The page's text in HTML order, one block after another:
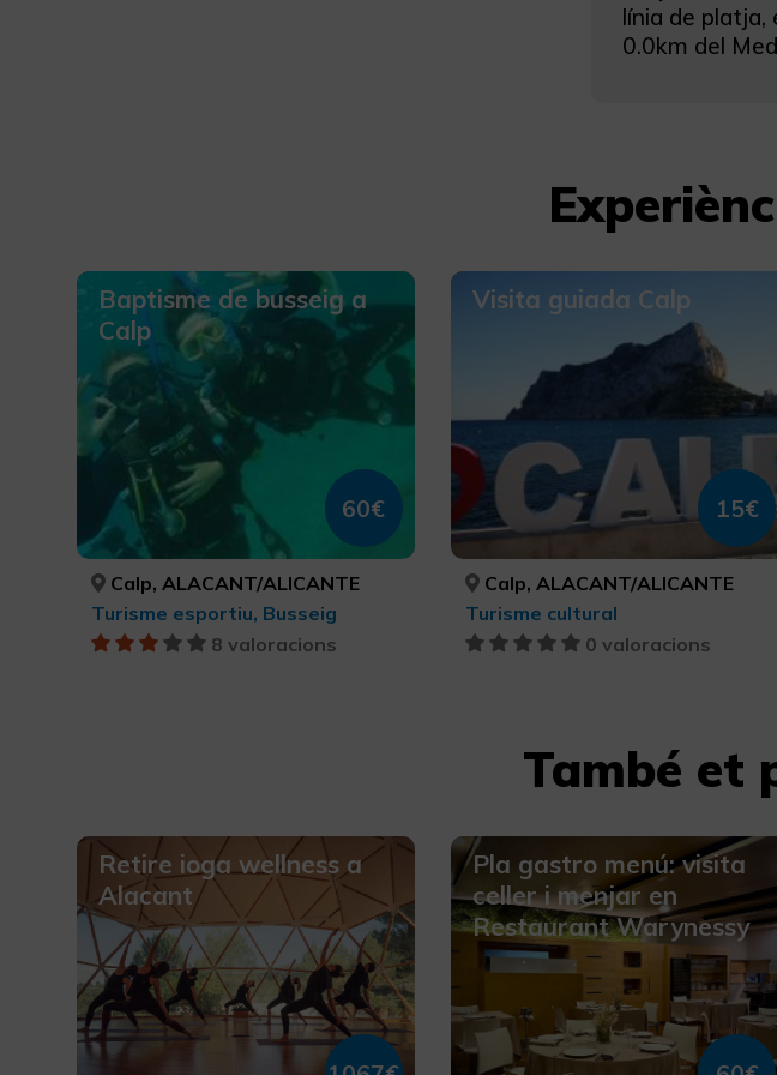
línia de
0.0km del
Baptisme de busseig a
Calp
60€
Calp, ALACANT/ALICANTE
Turisme esportiu, Busseig
8 valoracions
Visita guiada Calp
15€
Calp, ALACANT/ALICANTE
Turisme cultural
0 valoracions
També et
Retire ioga wellness a
Alacant
Pla gastro menú: visita
celler i menjar en
Restaurant Warynessy